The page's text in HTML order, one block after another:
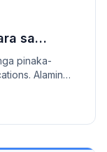
sa
pinaka-
Alamin